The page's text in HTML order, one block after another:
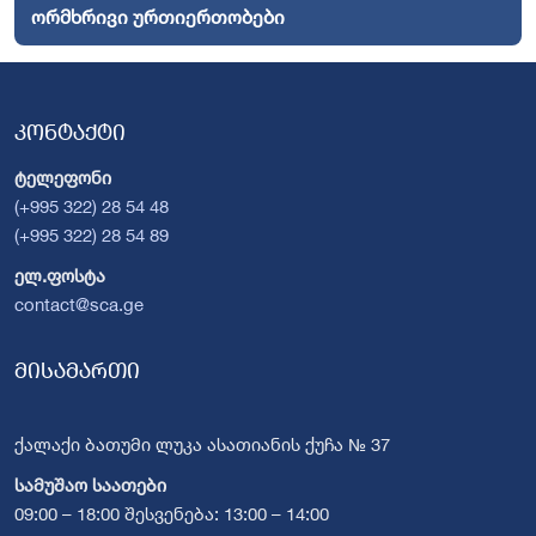
ორმხრივი ურთიერთობები
კონტაქტი
ტელეფონი
(+995 322) 28 54 48
(+995 322) 28 54 89
ელ.ფოსტა
contact@sca.ge
მისამართი
ქალაქი ბათუმი ლუკა ასათიანის ქუჩა № 37
სამუშაო საათები
09:00 – 18:00 შესვენება: 13:00 – 14:00